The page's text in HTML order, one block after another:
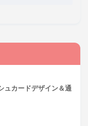
ュカードデザイン＆通